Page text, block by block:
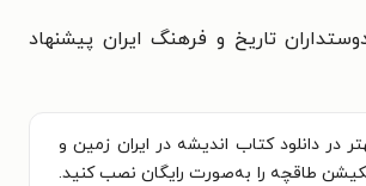
تاریخ و فرهنگ ایران پیشنهاد
در دانلود کتاب اندیشه در ایران زمین و
طاقچه را به‌صورت رایگان نصب کنید.